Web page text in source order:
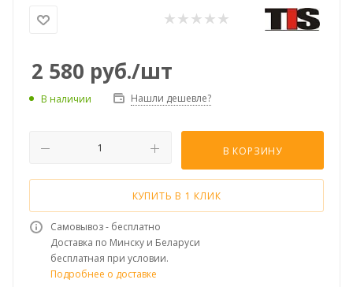
2 580 руб./шт
В наличии Нашли дешевле?
В КОРЗИНУ
КУПИТЬ В 1 КЛИК
Самовывоз - бесплатно
Доставка по Минску и Беларуси
бесплатная при условии.
Подробнее о доставке